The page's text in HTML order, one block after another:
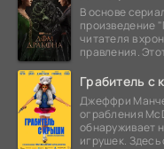
В основе
произведение
читателя в
правления.
Грабитель с
Джеффри
ограбления
обнаруживает
игрушек. Здесь